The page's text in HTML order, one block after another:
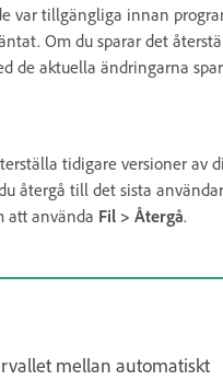
var tillgängliga innan
Om du sparar det
de aktuella ändringarna
tidigare versioner av
återgå till det sista
att använda Fil > Återgå.
mellan automatiskt